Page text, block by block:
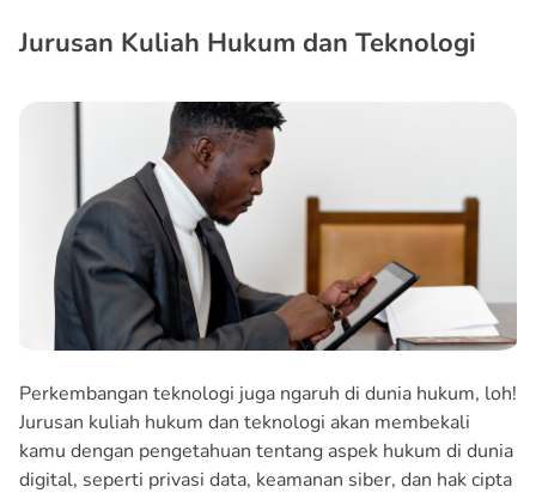
Jurusan Kuliah Hukum dan Teknologi
Perkembangan teknologi juga ngaruh di dunia hukum, loh!
Jurusan kuliah hukum dan teknologi akan membekali
kamu dengan pengetahuan tentang aspek hukum di dunia
digital, seperti privasi data, keamanan siber, dan hak cipta